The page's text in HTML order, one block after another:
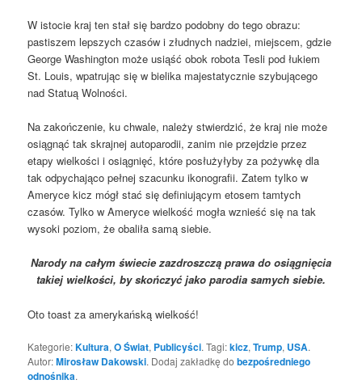
W istocie kraj ten stał się bardzo podobny do tego obrazu:
pastiszem lepszych czasów i złudnych nadziei, miejscem, gdzie
George Washington może usiąść obok robota Tesli pod łukiem
St. Louis, wpatrując się w bielika majestatycznie szybującego
nad Statuą Wolności.
Na zakończenie, ku chwale, należy stwierdzić, że kraj nie może
osiągnąć tak skrajnej autoparodii, zanim nie przejdzie przez
etapy wielkości i osiągnięć, które posłużyłyby za pożywkę dla
tak odpychająco pełnej szacunku ikonografii. Zatem tylko w
Ameryce kicz mógł stać się definiującym etosem tamtych
czasów. Tylko w Ameryce wielkość mogła wznieść się na tak
wysoki poziom, że obaliła samą siebie.
Narody na całym świecie zazdroszczą prawa do osiągnięcia
takiej wielkości, by skończyć jako parodia samych siebie.
Oto toast za amerykańską wielkość!
Kategorie:Kultura,O Świat, Publicyści. Tagi:kicz,Trump, USA.
Autor:Mirosław Dakowski. Dodaj zakładkę dobezpośredniego
odnośnika.